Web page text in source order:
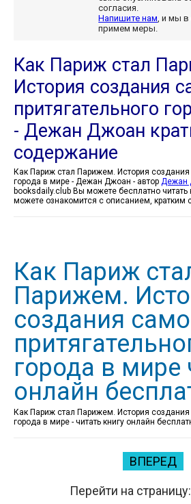
согласия.
Напишите нам, и мы в
примем меры.
Как Париж стал
История создания
притягательного
- Дежан Джоан
содержание
Как Париж стал Парижем. История создания
города в мире - Дежан Джоан - автор Дежан
booksdaily.club Вы можете бесплатно
можете ознакомится с описанием, кратким
Как Париж
Парижем.
создания
города в мире
онлайн
Как Париж стал Парижем. История создания
города в мире - читать книгу онлайн
ВПЕРЕД
Перейти на страницу: